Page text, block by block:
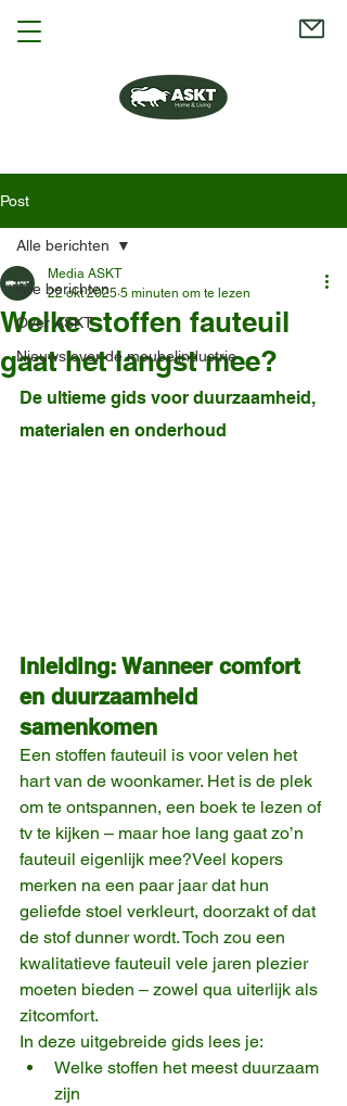
Post
Alle berichten
Over ASKT
Nieuws over de meubelindustrie
Alle berichten
Welke stoffen fauteuil
gaat het langst mee?
Media ASKT
22 okt 2025 5 minuten om te lezen
De ultieme gids voor duurzaamheid,
materialen en onderhoud
Inleiding: Wanneer comfort
en duurzaamheid
samenkomen
Een stoffen fauteuil is voor velen het
hart van de woonkamer. Het is de plek
om te ontspannen, een boek te lezen of
tv te kijken – maar hoe lang gaat zo’n
fauteuil eigenlijk mee?Veel kopers
merken na een paar jaar dat hun
geliefde stoel verkleurt, doorzakt of dat
de stof dunner wordt. Toch zou een
kwalitatieve fauteuil vele jaren plezier
moeten bieden – zowel qua uiterlijk als
zitcomfort.
In deze uitgebreide gids lees je:
Welke stoffen het meest duurzaam
zijn